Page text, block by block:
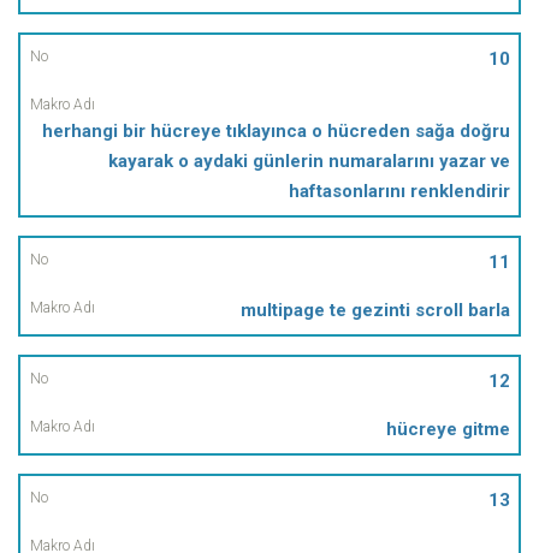
10
herhangi bir hücreye tıklayınca o hücreden sağa doğru
kayarak o aydaki günlerin numaralarını yazar ve
haftasonlarını renklendirir
11
multipage te gezinti scroll barla
12
hücreye gitme
13